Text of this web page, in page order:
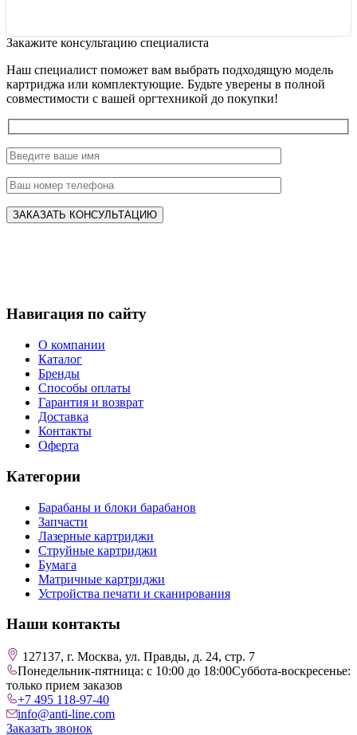
Закажите консультацию специалиста
Наш специалист поможет вам выбрать подходящую модель
картриджа или комплектующие. Будьте уверены в полной
совместимости с вашей оргтехникой до покупки!
Навигация по сайту
О компании
Каталог
Бренды
Способы оплаты
Гарантия и возврат
Доставка
Контакты
Оферта
Категории
Барабаны и блоки барабанов
Запчасти
Лазерные картриджи
Струйные картриджи
Бумага
Матричные картриджи
Устройства печати и сканирования
Наши контакты
127137, г. Москва, ул. Правды, д. 24, стр. 7
Понедельник-пятница: с 10:00 до 18:00Суббота-воскресенье:
только прием заказов
+7 495 118-97-40
info@anti-line.com
Заказать звонок